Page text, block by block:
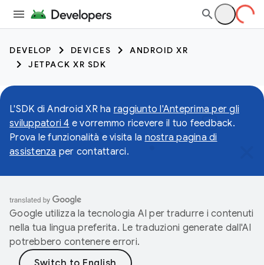
DEVELOP DEVICES
ANDROID XR
JETPACK XR SDK
L'SDK di Android XR ha raggiunto l'Anteprima per gli
sviluppatori 4 e vorremmo ricevere il tuo feedback.
Prova le funzionalità e visita la nostra pagina di
assistenza per contattarci.
Google utilizza la tecnologia AI per tradurre i contenuti
nella tua lingua preferita. Le traduzioni generate dall'AI
potrebbero contenere errori.